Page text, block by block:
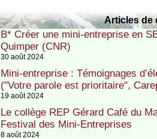
Articles de
B* Créer une mini-entreprise en
Quimper (CNR)
30 août 2024
Mini-entreprise : Témoignages
("Votre parole est prioritaire",
19 août 2024
Le collège REP Gérard Café du
Festival des Mini-Entreprises
8 août 2024